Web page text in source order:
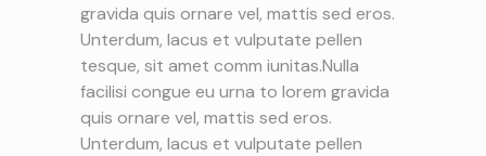
gravida quis ornare vel, mattis sed eros.
Unterdum, lacus et vulputate pellen
tesque, sit amet comm iunitas.Nulla
facilisi congue eu urna to lorem gravida
quis ornare vel, mattis sed eros.
Unterdum, lacus et vulputate pellen